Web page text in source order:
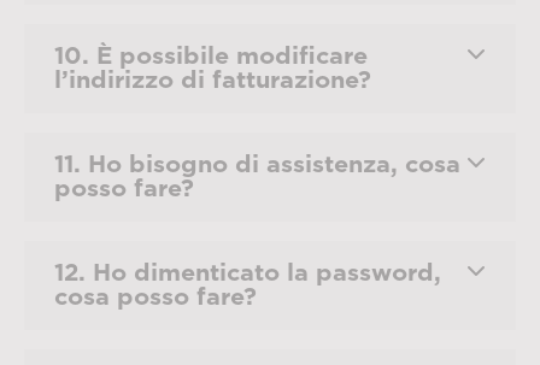
10. È possibile modificare
l’indirizzo di fatturazione?
11. Ho bisogno di assistenza, cosa
posso fare?
12. Ho dimenticato la password,
cosa posso fare?